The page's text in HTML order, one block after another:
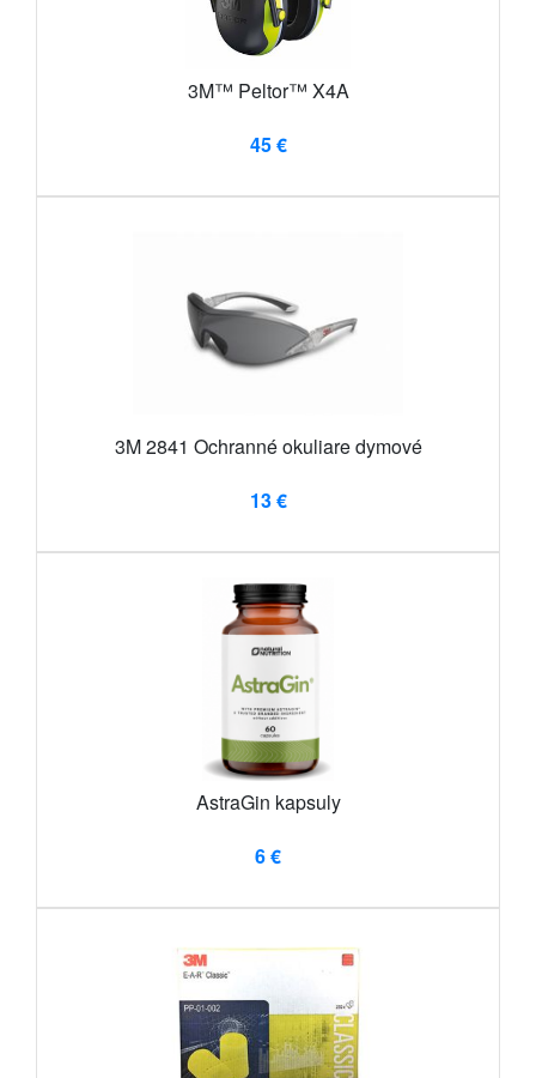
3M™ Peltor™ X4A
45 €
3M 2841 Ochranné okuliare dymové
13 €
AstraGin kapsuly
6 €